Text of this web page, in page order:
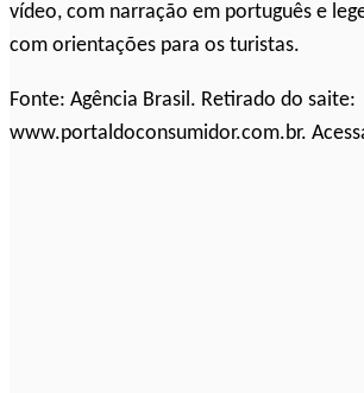
vídeo, com narração em português e
com orientações para os turistas.
Fonte: Agência Brasil. Retirado do saite:
www.portaldoconsumidor.com.br.